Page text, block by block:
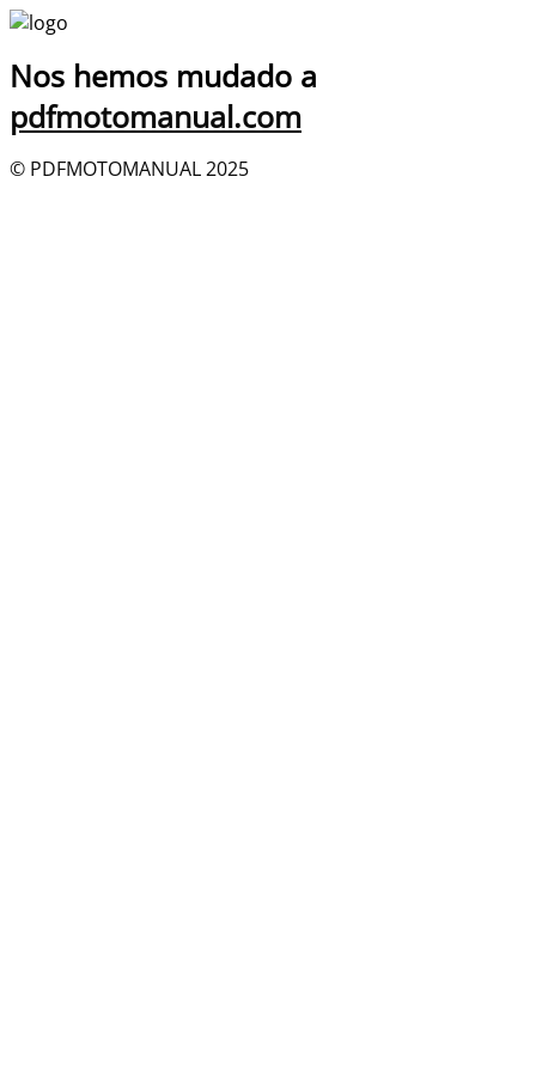
Nos hemos mudado a
pdfmotomanual.com
© PDFMOTOMANUAL 2025